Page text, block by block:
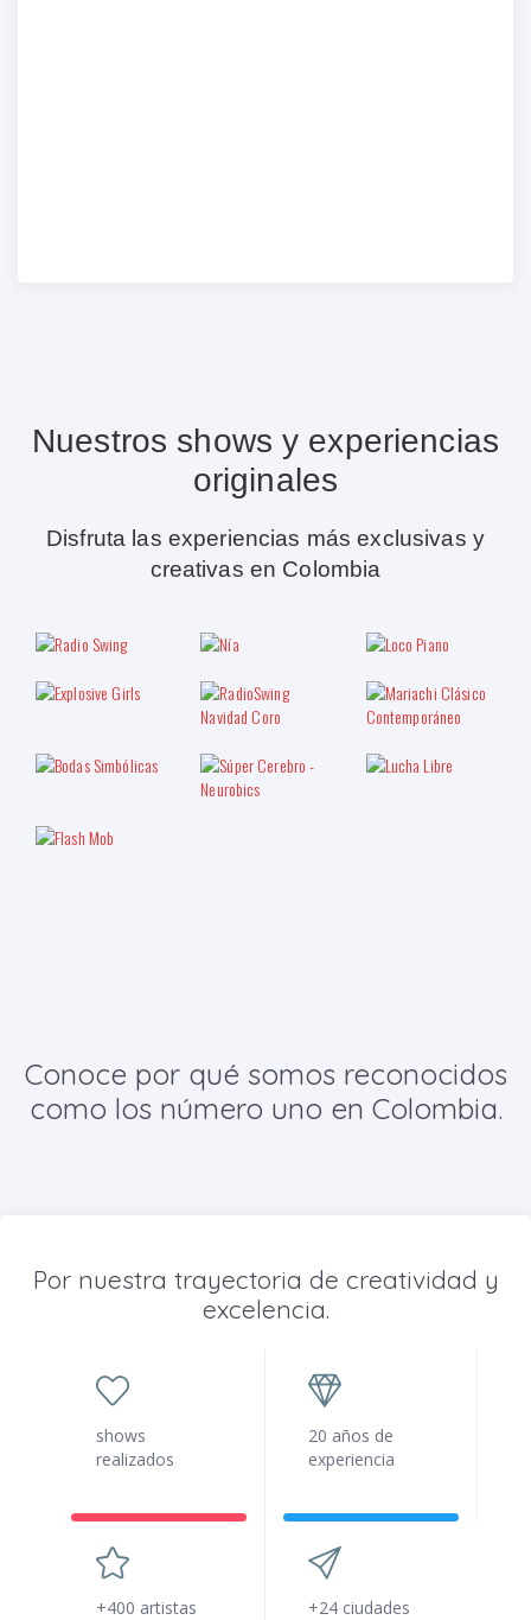
Nuestros shows y experiencias
originales
Disfruta las experiencias más exclusivas y
creativas en Colombia
Conoce por qué somos reconocidos
como los número uno en Colombia.
Por nuestra trayectoria de creatividad y
excelencia.
shows
realizados
20 años de
experiencia
+400 artistas
+24 ciudades